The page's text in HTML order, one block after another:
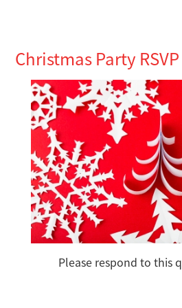
Christmas Party
Please respond to this